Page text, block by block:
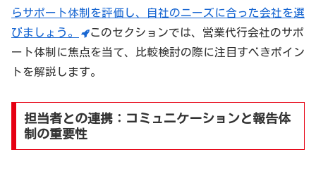
らサポート体制を評価し、自社のニーズに合った会社を選
びましょう。
このセクションでは、営業代行会社のサポ
ート体制に焦点を当て、比較検討の際に注目すべきポイン
トを解説します。
担当者との連携：コミュニケーションと報告体
制の重要性